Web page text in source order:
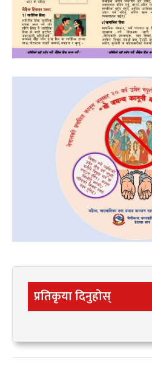
प्रतिकृया दिनुहोस्